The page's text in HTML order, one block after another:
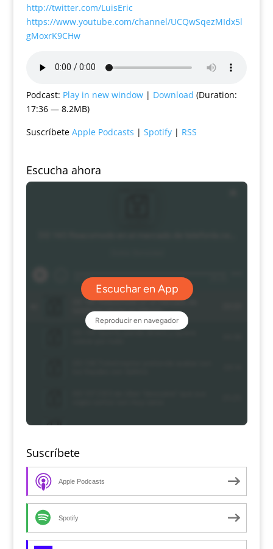
http://twitter.com/LuisEric
https://www.youtube.com/channel/UCQwSqezMIdx5l
gMoxrK9CHw
Podcast: Play in new window| Download (Duration:
17:36 — 8.2MB)
Suscríbete Apple Podcasts | Spotify| RSS
Escucha ahora
Suscríbete
Apple Podcasts
Spotify